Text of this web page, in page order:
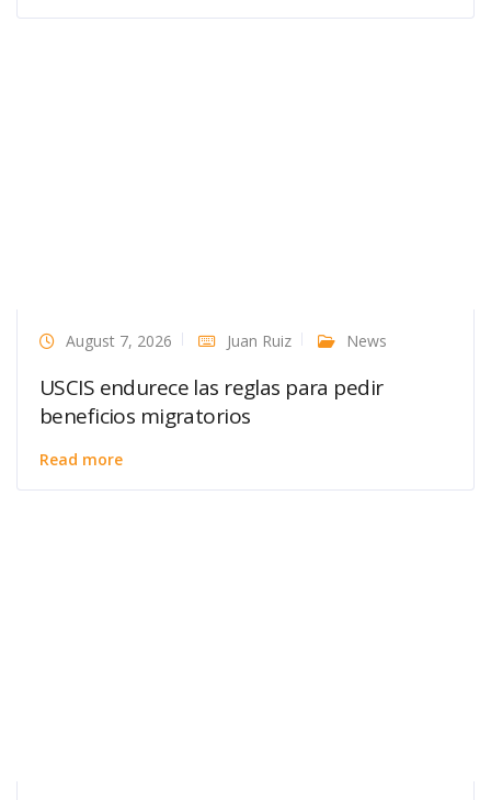
August 7, 2026 Juan Ruiz News
USCIS endurece las reglas para pedir
beneficios migratorios
Read more